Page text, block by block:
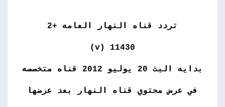
تردد قناه النهار العامه +2
11430 (v)
بدايه البث 20 يوليو 2012 قناه متخصصه
في عرض محتوي قناه النهار بعد عرضها